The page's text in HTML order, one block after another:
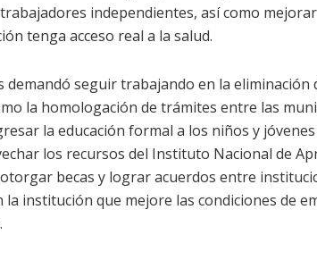
independientes, así como
tenga acceso real a la salud.
demandó seguir trabajando en la
la homologación de trámites entre las
la educación formal a los niños y
los recursos del Instituto Nacional de
becas y lograr acuerdos entre
institución que mejore las condiciones de